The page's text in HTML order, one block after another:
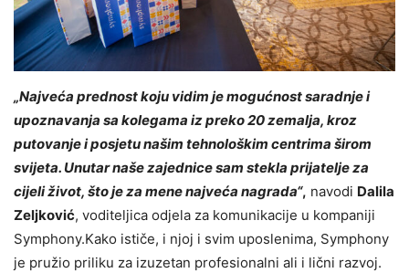
„Najveća prednost koju vidim je mogućnost saradnje i
upoznavanja sa kolegama iz preko 20 zemalja, kroz
putovanje i posjetu našim tehnološkim centrima širom
svijeta. Unutar naše zajednice sam stekla prijatelje za
cijeli život, što je za mene najveća nagrada“, navodi Dalila
Zeljković, voditeljica odjela za komunikacije u kompaniji
Symphony.Kako ističe, i njoj i svim uposlenima, Symphony
je pružio priliku za izuzetan profesionalni ali i lični razvoj.